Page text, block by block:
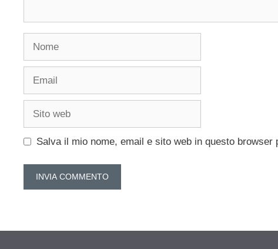
Nome
Email
Sito
Salva il mio nome, email e sito web in questo